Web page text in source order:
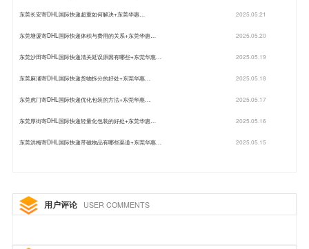
东莞长安寄DHL国际快递超重如何解决+东莞华惠… 2025.05.21
东莞塘厦寄DHL国际快递体积与费用的关系+东莞华惠… 2025.05.20
东莞沙田寄DHL国际快递清关延误原因有哪些+东莞华惠… 2025.05.19
东莞麻涌寄DHL国际快递货物拆分的好处+东莞华惠… 2025.05.18
东莞虎门寄DHL国际快递优化包装的方法+东莞华惠… 2025.05.17
东莞厚街寄DHL国际快递轻量化包装的好处+东莞华惠… 2025.05.16
东莞洪梅寄DHL国际快递带磁物品有哪些渠道+东莞华惠… 2025.05.15
用户评论 USER COMMENTS